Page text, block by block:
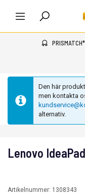
PRISMATCH*
Den här
men kontakta
alternativ.
Lenovo
Artikelnummer: 1308343